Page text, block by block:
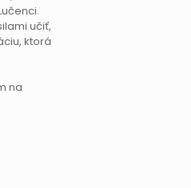
učiť,
ktorá
na